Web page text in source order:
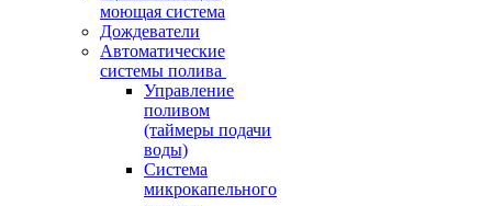
моющая система
Дождеватели
Автоматические
системы полива
Управление
поливом
(таймеры подачи
воды)
Система
микрокапельного